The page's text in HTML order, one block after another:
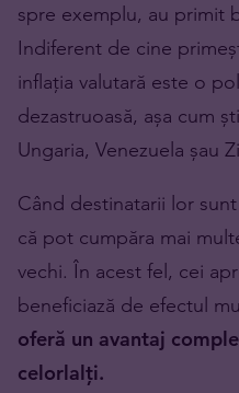
spre exemplu, au primit
Indiferent de cine
inflația valutară este o
dezastruoasă, așa cum
Ungaria, Venezuela șau
Când destinatarii lor
că pot cumpăra mai
vechi. În acest fel, cei
beneficiază de efectul
oferă un avantaj
celorlalți.